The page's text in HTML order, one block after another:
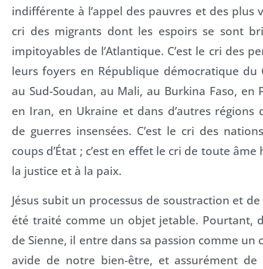
indifférente à l’appel des pauvres et des plus
cri des migrants dont les espoirs se sont
impitoyables de l’Atlantique. C’est le cri des
leurs foyers en République démocratique du
au Sud-Soudan, au Mali, au Burkina Faso, en
en Iran, en Ukraine et dans d’autres régions
de guerres insensées. C’est le cri des
coups d’État ; c’est en effet le cri de toute
la justice et à la paix.
Jésus subit un processus de soustraction et
été traité comme un objet jetable. Pourtant,
de Sienne, il entre dans sa passion comme un
avide de notre bien-être, et assurément